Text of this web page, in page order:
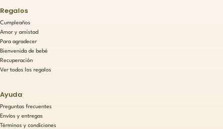
Regalos
Cumpleaños
Amor y amistad
Para agradecer
Bienvenida de bebé
Recuperación
Ver todos los regalos
Ayuda
Preguntas frecuentes
Envíos y entregas
Términos y condiciones